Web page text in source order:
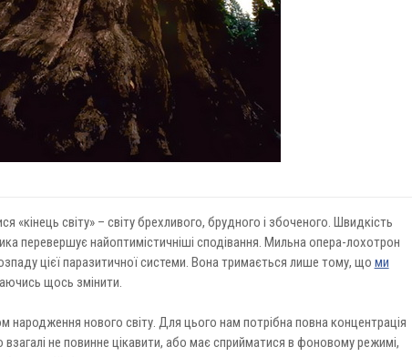
«кінець світу» – світу брехливого, брудного і збоченого. Швидкість
перевершує найоптимістичніші сподівання. Мильна опера-лохотрон
цієї паразитичної системи. Вона тримається лише тому, що ми
щось змінити.
народження нового світу. Для цього нам потрібна повна концентрація
взагалі не повинне цікавити, або має сприйматися в фоновому режимі,